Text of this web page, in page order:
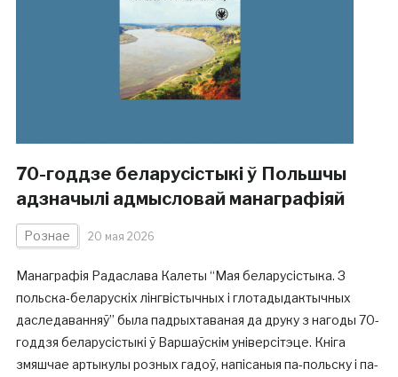
70-годдзе беларусістыкі ў Польшчы
адзначылі адмысловай манаграфіяй
Рознае 20 мая 2026
Манаграфія Радаслава Калеты “Мая беларусістыка. З
польска-беларускіх лінгвістычных і глотадыдактычных
даследаванняў” была падрыхтаваная да друку з нагоды 70-
годдзя беларусістыкі ў Варшаўскім універсітэце. Кніга
змяшчае артыкулы розных гадоў, напісаныя па-польску і па-